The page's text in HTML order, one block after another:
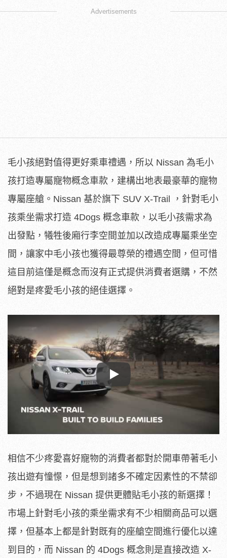
Advertisements
毛小孩絕對值得更好乘車禮遇，所以 Nissan 為毛小
孩打造專屬寵物概念車款，建構出地表最豪華的寵物
專屬座艙。Nissan 基於旗下 SUV X-Trail ，針對毛小
孩乘坐需求打造 4Dogs 概念車款，以毛小孩需求為
出發點，犧牲後廂行李空間並加以改造成專屬乘坐空
間，讓家中毛小孩也獲得最尊榮的禮遇空間，但可惜
這目前這僅是概念而沒有正式提供消費者選購，不然
絕對是疼愛毛小孩的絕佳選擇。
Play
相信不少疼愛喜好寵物的消費者都對於開車帶著毛小
孩出遊有憧憬，但是想到諸多不確定因素性的不禁卻
步，不過現在 Nissan 提供更體貼毛小孩的新選擇！
市場上針對毛小孩的乘坐需求有不少相關商品可以選
擇，但基本上都是針對既有的座艙空間進行優化以達
到目的，而 Nissan 的 4Dogs 概念則是直接改造 X-